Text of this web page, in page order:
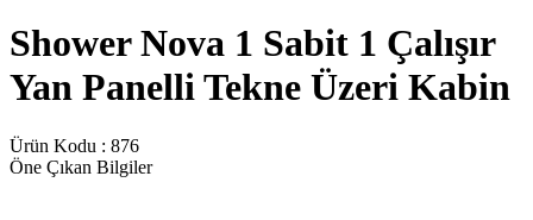
Shower Nova 1 Sabit 1 Çalışır
Yan Panelli Tekne Üzeri Kabin
Ürün Kodu : 876
Öne Çıkan Bilgiler